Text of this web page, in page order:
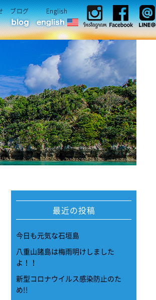
ブログ English
最近の投稿
今日も元気な石垣島
八重山諸島は梅雨明けしました
よ！！
新型コロナウイルス感染防止のた
め!!